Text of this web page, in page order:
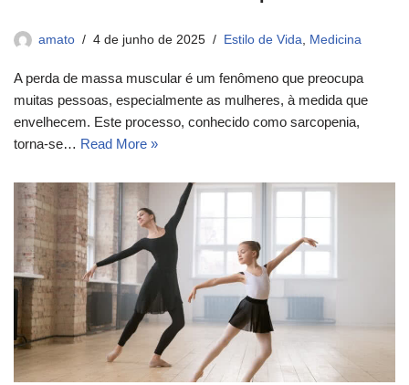
amato 4 de junho de 2025 Estilo de Vida, Medicina
A perda de massa muscular é um fenômeno que preocupa
muitas pessoas, especialmente as mulheres, à medida que
envelhecem. Este processo, conhecido como sarcopenia,
torna-se… Read More »